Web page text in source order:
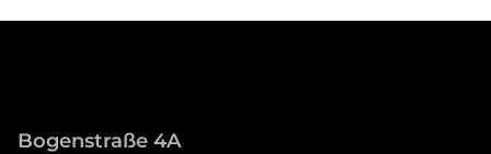
Bogenstraße 4A